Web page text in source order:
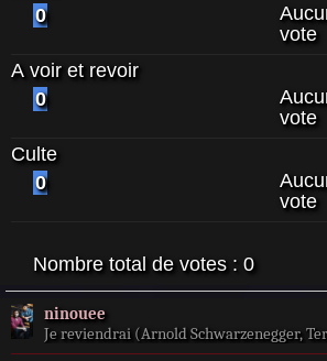
0
vote
A voir et revoir
0
vote
Culte
0
vote
Nombre total de votes : 0
ninouee
Je reviendrai (Arnold Schwarzenegger,